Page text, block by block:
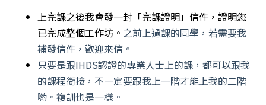
上完課之後我會發一封「完課證明」信件，證明您
已完成整個工作坊。 之前上過課的同學，若需要我
補發信件，歡迎來信。
只要是跟IHDS認證的專業人士上的課，都可以跟我
的課程銜接，不一定要跟我上一階才能上我的二階
喲。複訓也是一樣。